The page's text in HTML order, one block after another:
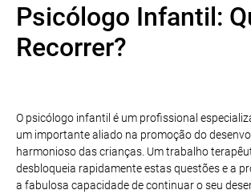
Psicólogo Infantil:
Recorrer?
O psicólogo infantil é um profissional
um importante aliado na promoção do
harmonioso das crianças. Um trabalho
desbloqueia rapidamente estas questões e a
a fabulosa capacidade de continuar o seu